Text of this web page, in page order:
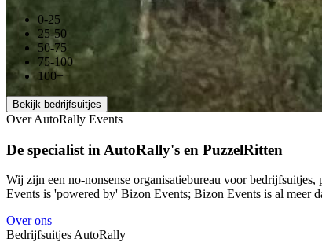
0-25
25-50
50-75
75-100
100+
Bekijk bedrijfsuitjes
Over AutoRally Events
De specialist in AutoRally's en PuzzelRitten
Wij zijn een no-nonsense organisatiebureau voor
Events is 'powered by' Bizon Events; Bizon Events is al meer
Over ons
Bedrijfsuitjes AutoRally